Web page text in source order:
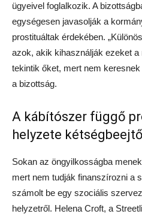
ügyeivel foglalkozik. A
egységesen javasolják a
prostituáltak érdekében.
azok, akik kihasználják ezeket
tekintik őket, mert nem
a bizottság.
A kábítószer függő
helyzete kétségbeejtő
Sokan az öngyilkosságba
mert nem tudják finanszírozni a
számolt be egy szociális
helyzetről. Helena Croft, a